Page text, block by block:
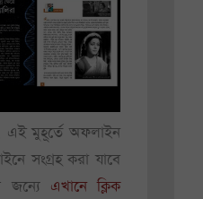
এই মুহূর্তে অফলাইন
সংগ্রহ করা যাবে
জন্যে এখানে ক্লিক